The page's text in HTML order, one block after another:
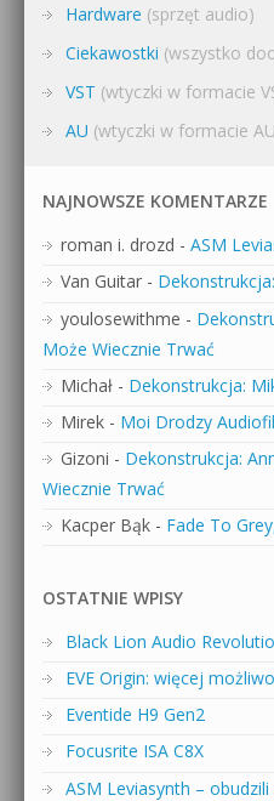
Hardware (sprzęt audio)
Ciekawostki (wszystko
VST (wtyczki w formacie
AU (wtyczki w formacie
NAJNOWSZE KOMENTARZE
roman i. drozd - ASM
Van Guitar -
youlosewithme -
Może Wiecznie Trwać
Michał - Dekonstrukcja:
Mirek - Moi Drodzy
Gizoni - Dekonstrukcja:
Wiecznie Trwać
Kacper Bąk - Fade To
OSTATNIE WPISY
Black Lion Audio
EVE Origin: więcej
Eventide H9 Gen2
Focusrite ISA C8X
ASM Leviasynth –